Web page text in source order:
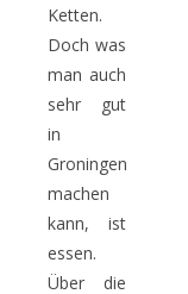
Ketten.
Doch was
man auch
sehr gut
in
Groningen
machen
kann, ist
essen.
Über die